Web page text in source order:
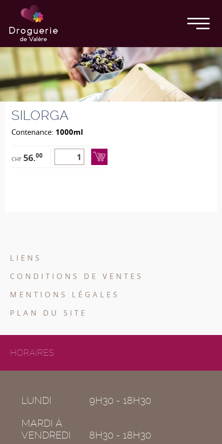
SILORGA
Contenance: 1000ml
CHF 56.00
LIENS
CONDITIONS DE VENTES
MENTIONS LÉGALES
PLAN DU SITE
HORAIRES
LUNDI
9H30 - 18H30
MARDI À
VENDREDI
8H30 - 18H30